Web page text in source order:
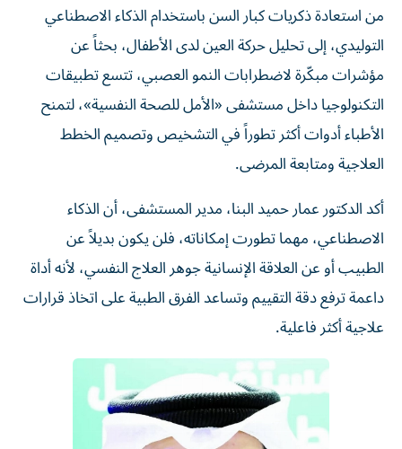
من استعادة ذكريات كبار السن باستخدام الذكاء الاصطناعي
التوليدي، إلى تحليل حركة العين لدى الأطفال، بحثاً عن
مؤشرات مبكّرة لاضطرابات النمو العصبي، تتسع تطبيقات
التكنولوجيا داخل مستشفى «الأمل للصحة النفسية»، لتمنح
الأطباء أدوات أكثر تطوراً في التشخيص وتصميم الخطط
العلاجية ومتابعة المرضى.
أكد الدكتور عمار حميد البنا، مدير المستشفى، أن الذكاء
الاصطناعي، مهما تطورت إمكاناته، فلن يكون بديلاً عن
الطبيب أو عن العلاقة الإنسانية جوهر العلاج النفسي، لأنه أداة
داعمة ترفع دقة التقييم وتساعد الفرق الطبية على اتخاذ قرارات
علاجية أكثر فاعلية.